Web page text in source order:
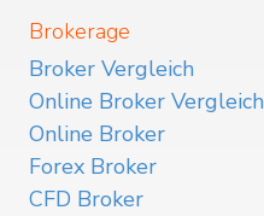
Brokerage
Broker Vergleich
Online Broker Vergleich
Online Broker
Forex Broker
CFD Broker